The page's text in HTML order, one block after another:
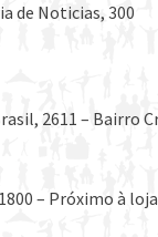
de Noticias, 300
2611 – Bairro
– Próximo à